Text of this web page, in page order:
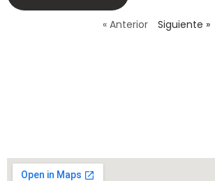
« Anterior Siguiente »